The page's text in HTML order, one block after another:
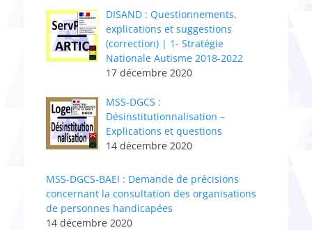
DISAND : Questionnements,
explications et suggestions
(correction) | 1- Stratégie
Nationale Autisme 2018-2022
17 décembre 2020
MSS-DGCS :
Désinstitutionnalisation –
Explications et questions
14 décembre 2020
MSS-DGCS-BAEI : Demande de précisions
concernant la consultation des organisations
de personnes handicapées
14 décembre 2020